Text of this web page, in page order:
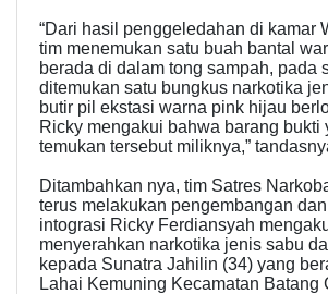
“Dari hasil penggeledahan di kamar
tim menemukan satu buah bantal
berada di dalam tong sampah, pada
ditemukan satu bungkus narkotika
butir pil ekstasi warna pink hijau
Ricky mengakui bahwa barang bukti
temukan tersebut miliknya,”
Ditambahkan nya, tim Satres
terus melakukan pengembangan dan
intograsi Ricky Ferdiansyah
menyerahkan narkotika jenis sabu
kepada Sunatra Jahilin (34) yang
Lahai Kemuning Kecamatan Batang